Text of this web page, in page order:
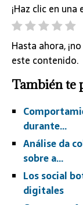
¡Haz clic en
Hasta ahora,
este contenido.
También te
durante…
Análise da
sobre a…
Los social
digitales